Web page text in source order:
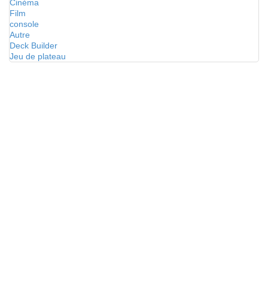
Cinéma
Film
console
Autre
Deck Builder
Jeu de plateau